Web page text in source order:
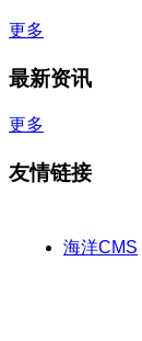
更多
最新资讯
更多
友情链接
海洋CMS